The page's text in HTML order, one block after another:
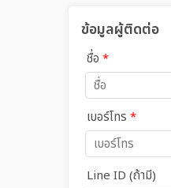
ข้อมูลผู้ติดต่อ
ชื่อ *
เบอร์โทร *
Line ID (ถ้ามี)